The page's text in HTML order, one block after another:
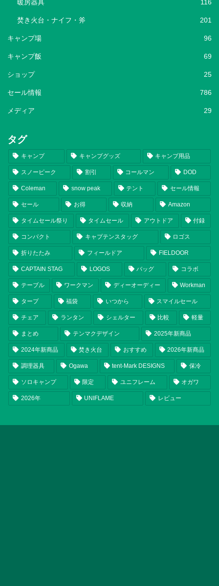
暖房器具 116
焚き火台・ナイフ・斧 201
キャンプ場 96
キャンプ飯 69
ショップ 25
セール情報 786
メディア 29
タグ
キャンプ キャンプグッズ キャンプ用品
スノーピーク 割引 コールマン DOD
Coleman snow peak テント セール情報
セール お得 収納 Amazon
タイムセール祭り タイムセール アウトドア 付録
コンパクト キャプテンスタッグ ロゴス
折りたたみ フィールドア FIELDOOR
CAPTAIN STAG LOGOS バッグ コラボ
テーブル ワークマン ディーオーディー Workman
タープ 福袋 いつから スマイルセール
チェア ランタン シェルター 比較 軽量
まとめ テンマクデザイン 2025年新商品
2024年新商品 焚き火台 おすすめ 2026年新商品
調理器具 Ogawa tent-Mark DESIGNS 保冷
ソロキャンプ 限定 ユニフレーム オガワ
2026年 UNIFLAME レビュー